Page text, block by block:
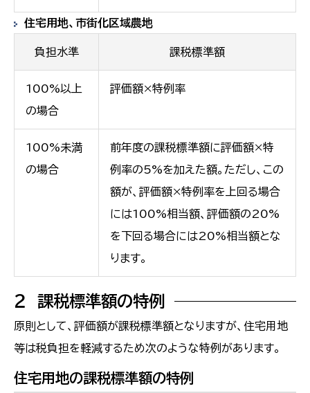
住宅用地、市街化区域農地
負担水準 課税標準額
100%以上
の場合
評価額×特例率
100%未満
の場合
前年度の課税標準額に評価額×特
例率の5%を加えた額。ただし、この
額が、評価額×特例率を上回る場合
には100%相当額、評価額の20%
を下回る場合には20%相当額とな
ります。
２ 課税標準額の特例
原則として、評価額が課税標準額となりますが、住宅用地
等は税負担を軽減するため次のような特例があります。
住宅用地の課税標準額の特例